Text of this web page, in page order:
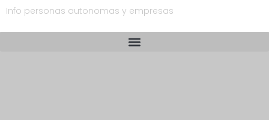
Info personas autonomas y empresas